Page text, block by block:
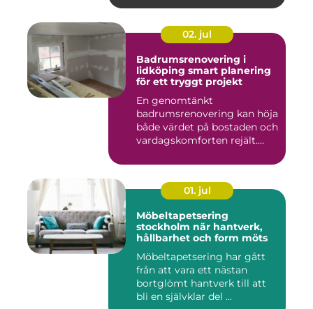
02. jul
Badrumsrenovering i
lidköping smart planering
för ett tryggt projekt
En genomtänkt
badrumsrenovering kan höja
både värdet på bostaden och
vardagskomforten rejält.
01. jul
Möbeltapetsering
stockholm när hantverk,
hållbarhet och form möts
Möbeltapetsering har gått
från att vara ett nästan
bortglömt hantverk till att
bli en självklar del ...